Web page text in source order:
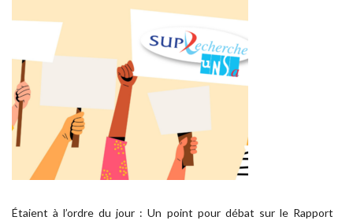
Étaient à l’ordre du jour : Un point pour débat sur le Rapport